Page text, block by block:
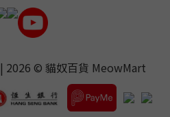
| 2026 © 貓奴百貨 MeowMart